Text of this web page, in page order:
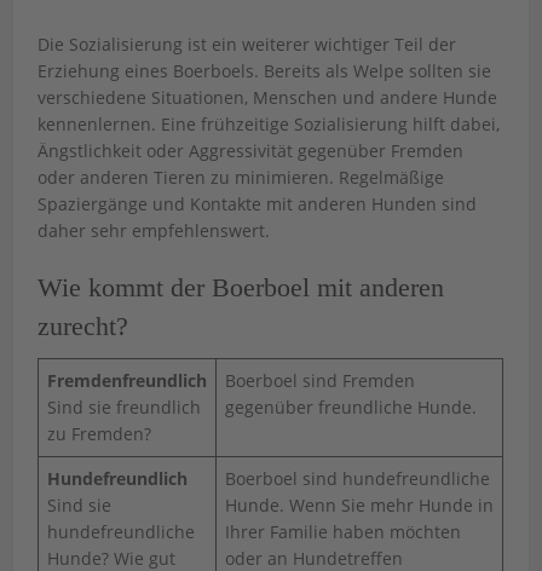
Die Sozialisierung ist ein weiterer wichtiger Teil der
Erziehung eines Boerboels. Bereits als Welpe sollten sie
verschiedene Situationen, Menschen und andere Hunde
kennenlernen. Eine frühzeitige Sozialisierung hilft dabei,
Ängstlichkeit oder Aggressivität gegenüber Fremden
oder anderen Tieren zu minimieren. Regelmäßige
Spaziergänge und Kontakte mit anderen Hunden sind
daher sehr empfehlenswert.
Wie kommt der Boerboel mit anderen
zurecht?
Fremdenfreundlich
Sind sie freundlich
zu Fremden?
Boerboel sind Fremden
gegenüber freundliche Hunde.
Hundefreundlich
Sind sie
hundefreundliche
Hunde? Wie gut
Boerboel sind hundefreundliche
Hunde. Wenn Sie mehr Hunde in
Ihrer Familie haben möchten
oder an Hundetreffen